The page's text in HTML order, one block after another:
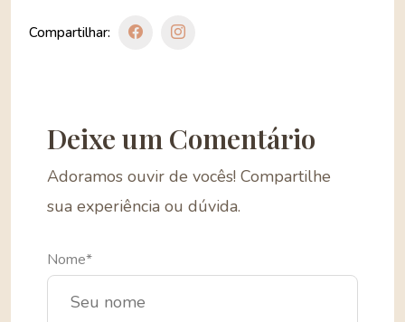
Compartilhar:
Deixe um Comentário
Adoramos ouvir de vocês! Compartilhe
sua experiência ou dúvida.
Nome*